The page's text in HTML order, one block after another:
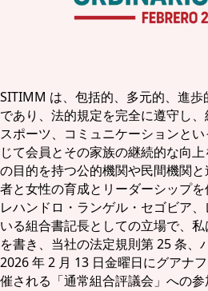
SITIMM は、包括的、多元的、進
であり、法的規定を完全に遵守し、
スポーツ、コミュニケーションと
じて会員とその家族の継続的な向
の目的を持つ公的機関や民間機関
者と女性の育成とリーダーシップ
レハンドロ・ランゲル・セゴビア
いる組合書記長としての立場で、
を書き、当社の法定規則第 25 条、
2026 年 2 月 13 日金曜日にグアナ
催される「通常組合評議会」への参